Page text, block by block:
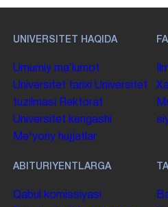
UNIVERSITET HAQIDA
Umumiy maʼlumot
Universitet tarixi Universitet
tuzilmasi
Rektorat
Universitet kengashi
Me'yoriy hujjatlar
ABITURIYENTLARGA
Qabul komissiyasi